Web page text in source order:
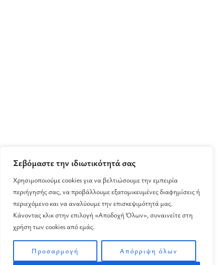
Σεβόμαστε την ιδιωτικότητά σας
Χρησιμοποιούμε cookies για να βελτιώσουμε την εμπειρία
περιήγησής σας, να προβάλλουμε εξατομικευμένες διαφημίσεις ή
περιεχόμενο και να αναλύουμε την επισκεψιμότητά μας.
Κάνοντας κλικ στην επιλογή «Αποδοχή Όλων», συναινείτε στη
χρήση των cookies από εμάς.
Προσαρμογή Απόρριψη όλων